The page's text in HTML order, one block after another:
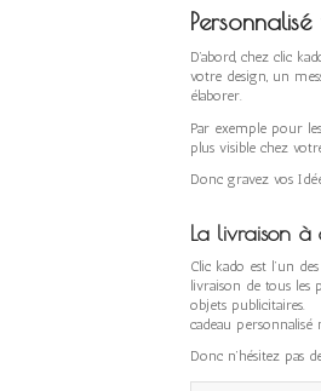
D’abord, chez clic
votre design, un
élaborer.
Par exemple pour
plus visible chez
Donc gravez vos
La livraison à
Clic kado est l’un
livraison de
objets
cadeau
Donc n’hésitez pas